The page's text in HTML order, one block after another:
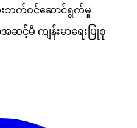
ဘက်ဝင်ဆောင်ရွက်မှု
ဆင့်မီ ကျန်းမာရေးပြုစု